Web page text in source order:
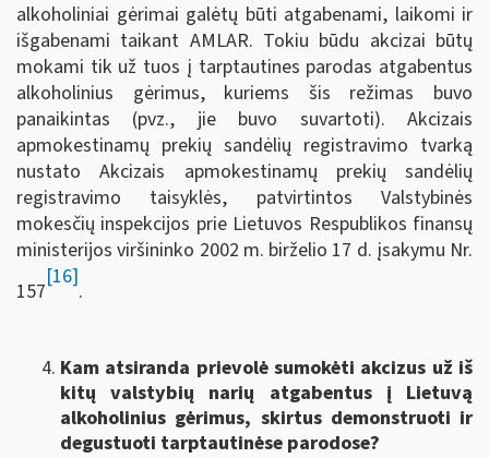
alkoholiniai gėrimai galėtų būti atgabenami, laikomi ir
išgabenami taikant AMLAR. Tokiu būdu akcizai būtų
mokami tik už tuos į tarptautines parodas atgabentus
alkoholinius gėrimus, kuriems šis režimas buvo
panaikintas (pvz., jie buvo suvartoti). Akcizais
apmokestinamų prekių sandėlių registravimo tvarką
nustato Akcizais apmokestinamų prekių sandėlių
registravimo taisyklės, patvirtintos Valstybinės
mokesčių inspekcijos prie Lietuvos Respublikos finansų
ministerijos viršininko 2002 m. birželio 17 d. įsakymu Nr.
157
[16]
.
Kam atsiranda prievolė sumokėti akcizus už iš
kitų valstybių narių atgabentus į Lietuvą
alkoholinius gėrimus, skirtus demonstruoti ir
degustuoti tarptautinėse parodose?